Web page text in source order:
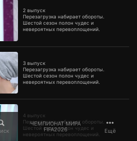
ЧЕМПИОНАТ МИРА
FIFA2026
Ещё
2 выпуск
Перезагрузка набирает обороты.
Шестой сезон полон чудес и
невероятных перевоплощений.
3 выпуск
Перезагрузка набирает обороты.
Шестой сезон полон чудес и
невероятных перевоплощений.
4 выпуск
Перезагрузка набирает обороты.
Шестой сезон полон чудес и
невероятных перевоплощений.